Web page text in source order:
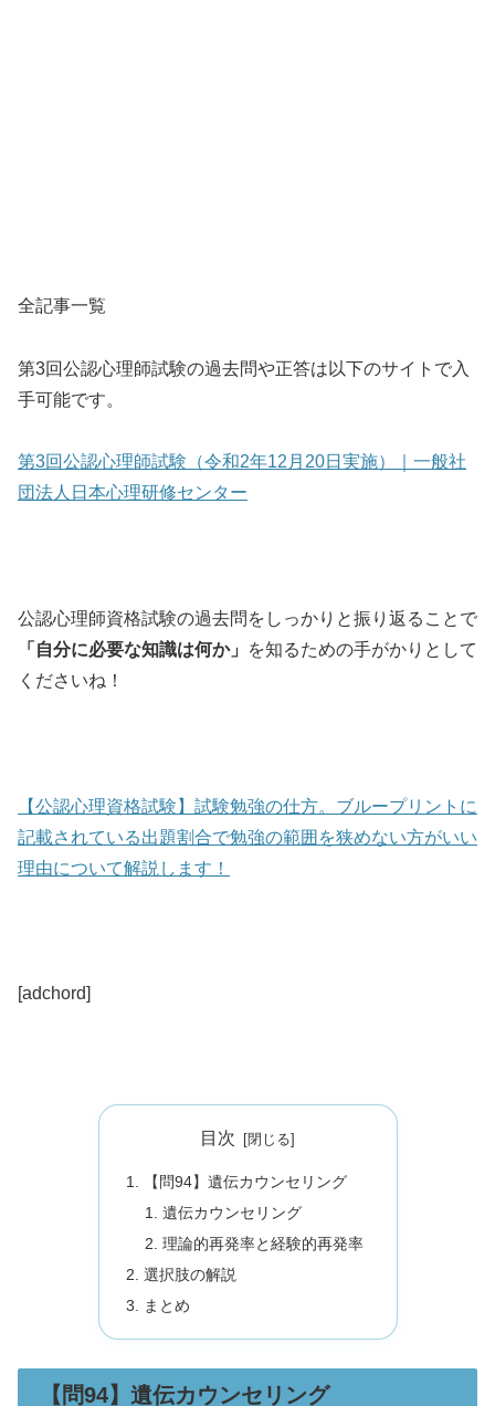
全記事一覧
第3回公認心理師試験の過去問や正答は以下のサイトで入
手可能です。
第3回公認心理師試験（令和2年12月20日実施）｜一般社
団法人日本心理研修センター
公認心理師資格試験の過去問をしっかりと振り返ることで
「自分に必要な知識は何か」
を知るための手がかりとして
くださいね！
【公認心理資格試験】試験勉強の仕方。ブループリントに
記載されている出題割合で勉強の範囲を狭めない方がいい
理由について解説します！
[adchord]
目次
【問94】遺伝カウンセリング
遺伝カウンセリング
理論的再発率と経験的再発率
選択肢の解説
まとめ
【問94】遺伝カウンセリング